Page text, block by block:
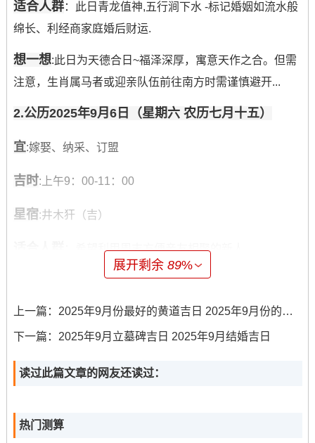
适合人群：此日青龙值神,五行涧下水 -标记婚姻如流水般
绵长、利经商家庭婚后财运.
想一想:此日为天德合日~福泽深厚，寓意天作之合。但需
注意，生肖属马者或迎亲队伍前往南方时需谨慎避开...
2.公历2025年9月6日（星期六 农历七月十五）
宜:嫁娶、纳采、订盟
吉时:上午9：00-11：00
星宿:井木犴（吉）
：希望利用周末方便亲友相聚的新人。
:此日有“天德合”、“月德合”，是大吉之日，寓意婚姻
美满和谐。但需注意冲兔煞东，生肖属兔者慎选！
3.公历2025年9月8日（星期一 -农历七月十七）
宜：嫁娶、结婚、婚嫁、祈福、求嗣、求子、生子、出
口、开市、开业、开张、交易、立券、挂匾、安床、入
宅、移徙、乔迁、搬家、搬迁、栽种、伐木、入殓、破
展开剩余89%
上一篇： 2025年9月份最好的黄道吉日 2025年9月份的黄道吉日一览表
下一篇： 2025年9月立墓碑吉日 2025年9月结婚吉日
读过此篇文章的网友还读过：
热门测算